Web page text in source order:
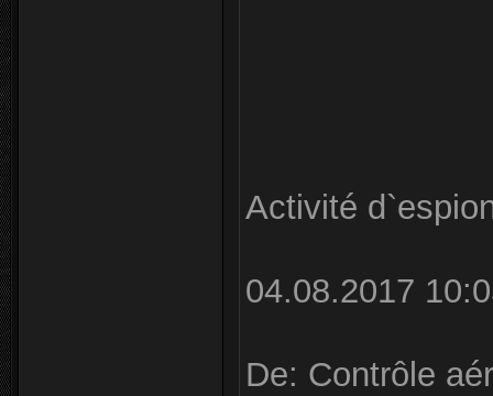
Activité
04.08.2017
De: Contrôle